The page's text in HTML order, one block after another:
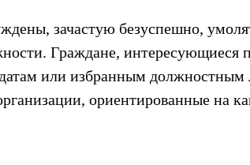
зачастую безуспешно,
Граждане, интересующиеся
или избранным должностным
ориентированные на